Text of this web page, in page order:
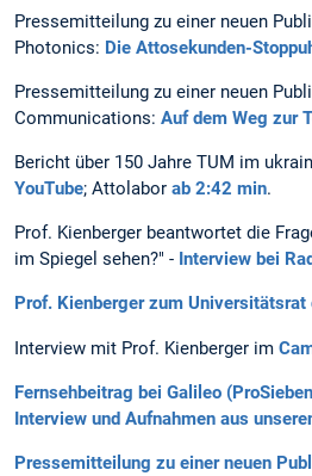
Pressemitteilung zu einer neuen
Photonics: Die Attosekunden-
Pressemitteilung zu einer neuen
Communications: Auf dem Weg zur
Bericht über 150 Jahre TUM im
YouTube; Attolabor ab 2:42 min.
Prof. Kienberger beantwortet die
im Spiegel sehen?" - Interview bei
Prof. Kienberger zum
Interview mit Prof. Kienberger im
Fernsehbeitrag bei Galileo
Interview und Aufnahmen aus
Pressemitteilung zu einer neuen